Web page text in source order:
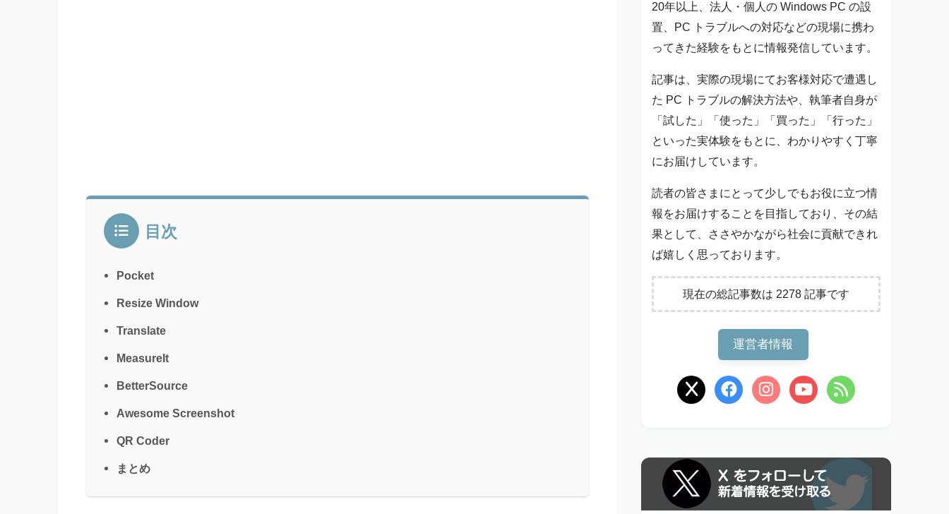
目次
Pocket
Resize Window
Translate
MeasureIt
BetterSource
Awesome Screenshot
QR Coder
まとめ
20年以上、法人・個人の Windows PC の設
置、PC トラブルへの対応などの現場に携わ
ってきた経験をもとに情報発信しています。
記事は、実際の現場にてお客様対応で遭遇し
た PC トラブルの解決方法や、執筆者自身が
「試した」「使った」「買った」「行った」
といった実体験をもとに、わかりやすく丁寧
にお届けしています。
読者の皆さまにとって少しでもお役に立つ情
報をお届けすることを目指しており、その結
果として、ささやかながら社会に貢献できれ
ば嬉しく思っております。
現在の総記事数は 2278 記事です
運営者情報